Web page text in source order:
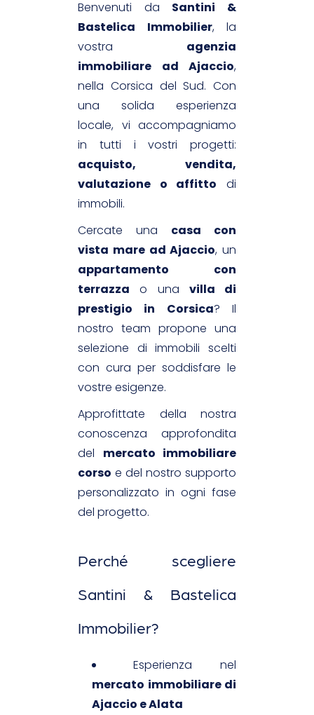
Benvenuti da Santini &
Bastelica Immobilier, la
vostra agenzia
immobiliare ad Ajaccio,
nella Corsica del Sud. Con
una solida esperienza
locale, vi accompagniamo
in tutti i vostri progetti:
acquisto, vendita,
valutazione o affitto di
immobili.
Cercate una casa con
vista mare ad Ajaccio, un
appartamento con
terrazza o una villa di
prestigio in Corsica? Il
nostro team propone una
selezione di immobili scelti
con cura per soddisfare le
vostre esigenze.
Approfittate della nostra
conoscenza approfondita
del mercato immobiliare
corso e del nostro supporto
personalizzato in ogni fase
del progetto.
Perché scegliere
Santini & Bastelica
Immobilier?
Esperienza nel
mercato immobiliare di
Ajaccio e Alata